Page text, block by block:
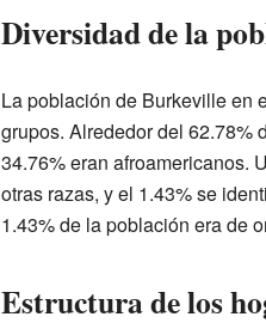
Diversidad de la
La población de Burkeville en
grupos. Alrededor del 62.78%
34.76% eran afroamericanos.
otras razas, y el 1.43% se
1.43% de la población era de
Estructura de los